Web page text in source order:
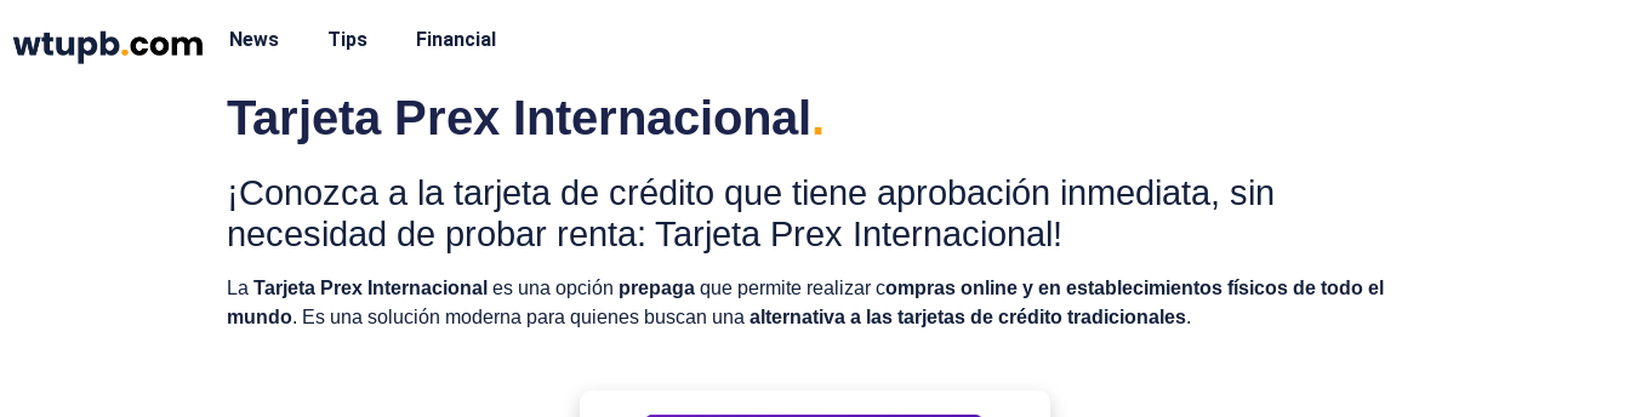
News Tips Financial
Tarjeta Prex Internacional.
¡Conozca a la tarjeta de crédito que tiene aprobación inmediata, sin
necesidad de probar renta: Tarjeta Prex Internacional!
La Tarjeta Prex Internacional es una opción prepaga que permite realizar compras online y en establecimientos físicos de todo el
mundo. Es una solución moderna para quienes buscan una alternativa a las tarjetas de crédito tradicionales.